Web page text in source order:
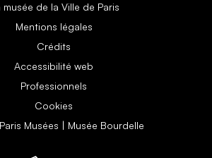
musée de la Ville de Paris
Mentions légales
Crédits
Accessibilité web
Professionnels
Cookies
Musées | Musée Bourdelle